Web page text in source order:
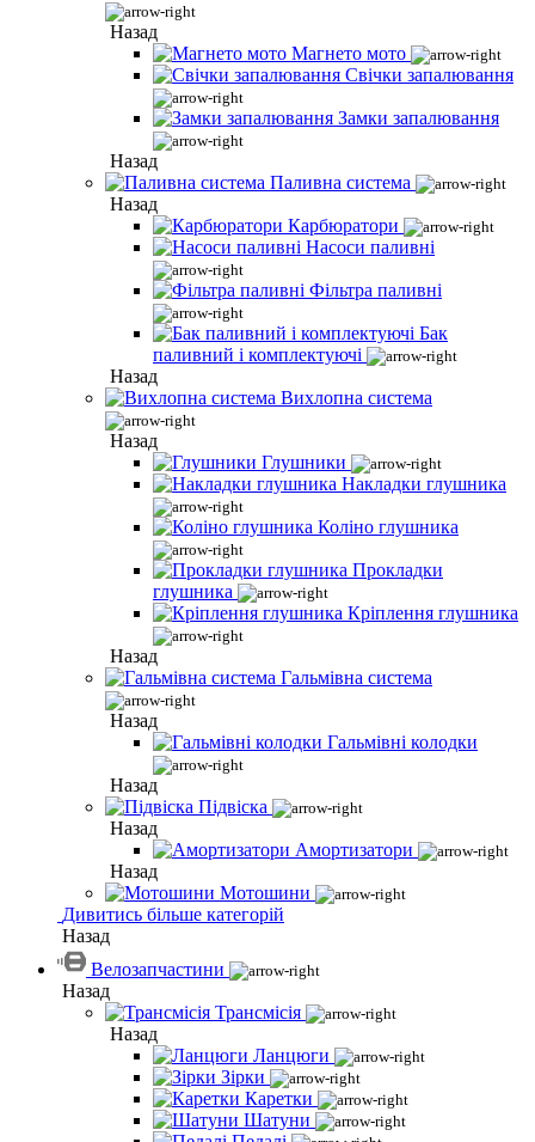
Назад
Магнето мото
Свічки запалювання
Замки запалювання
Назад
Паливна система
Назад
Карбюратори
Насоси паливні
Фільтра паливні
Бак
паливний і комплектуючі
Назад
Вихлопна система
Назад
Глушники
Накладки глушника
Коліно глушника
Прокладки
глушника
Кріплення глушника
Назад
Гальмівна система
Назад
Гальмівні колодки
Назад
Підвіска
Назад
Амортизатори
Назад
Мотошини
Дивитись більше категорій
Назад
Велозапчастини
Назад
Трансмісія
Назад
Ланцюги
Зірки
Каретки
Шатуни